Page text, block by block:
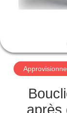
VISITE
L'USINE
après